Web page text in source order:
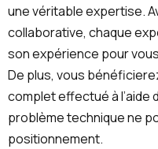
une véritable expertise.
collaborative, chaque
son expérience pour
De plus, vous
complet effectué à l’aide
problème technique ne
positionnement.